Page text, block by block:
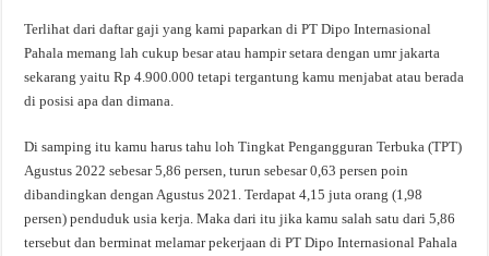
Terlihat dari daftar gaji yang kami paparkan di PT Dipo Internasional
Pahala memang lah cukup besar atau hampir setara dengan umr jakarta
sekarang yaitu Rp 4.900.000 tetapi tergantung kamu menjabat atau berada
di posisi apa dan dimana.
Di samping itu kamu harus tahu loh Tingkat Pengangguran Terbuka (TPT)
Agustus 2022 sebesar 5,86 persen, turun sebesar 0,63 persen poin
dibandingkan dengan Agustus 2021. Terdapat 4,15 juta orang (1,98
persen) penduduk usia kerja. Maka dari itu jika kamu salah satu dari 5,86
tersebut dan berminat melamar pekerjaan di PT Dipo Internasional Pahala